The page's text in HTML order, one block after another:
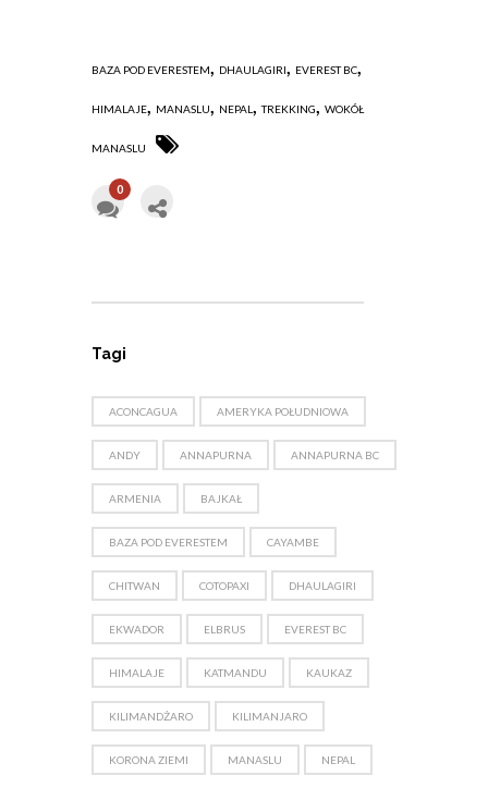
BAZA POD EVERESTEM, DHAULAGIRI, EVEREST BC,
HIMALAJE, MANASLU, NEPAL ,TREKKING, WOKÓŁ
MANASLU
0
Tagi
ACONCAGUA AMERYKA POŁUDNIOWA
ANDY ANNAPURNA ANNAPURNA BC
ARMENIA BAJKAŁ
BAZA POD EVERESTEM CAYAMBE
CHITWAN COTOPAXI DHAULAGIRI
EKWADOR ELBRUS EVEREST BC
HIMALAJE KATMANDU KAUKAZ
KILIMANDŻARO KILIMANJARO
KORONA ZIEMI MANASLU NEPAL